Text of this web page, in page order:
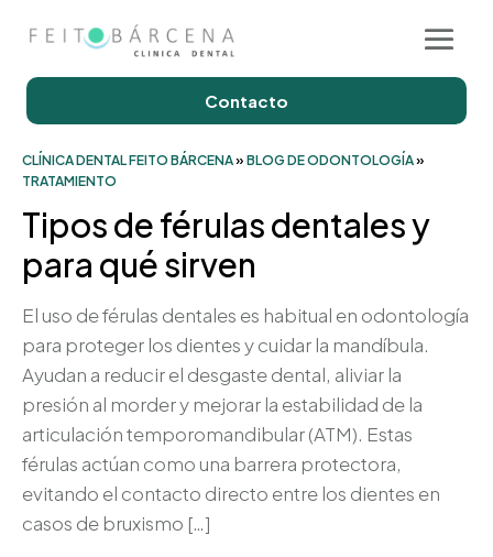
Contacto
CLÍNICA DENTAL FEITO BÁRCENA» BLOG DE ODONTOLOGÍA»
TRATAMIENTO
Tipos de férulas dentales y
para qué sirven
El uso de férulas dentales es habitual en odontología
para proteger los dientes y cuidar la mandíbula.
Ayudan a reducir el desgaste dental, aliviar la
presión al morder y mejorar la estabilidad de la
articulación temporomandibular (ATM). Estas
férulas actúan como una barrera protectora,
evitando el contacto directo entre los dientes en
casos de bruxismo […]